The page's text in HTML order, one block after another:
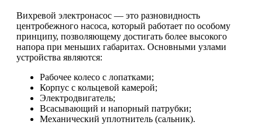
Вихревой электронасос — это разновидность
центробежного насоса, который работает по особому
принципу, позволяющему достигать более высокого
напора при меньших габаритах. Основными узлами
устройства являются:
Рабочее колесо с лопатками;
Корпус с кольцевой камерой;
Электродвигатель;
Всасывающий и напорный патрубки;
Механический уплотнитель (сальник).